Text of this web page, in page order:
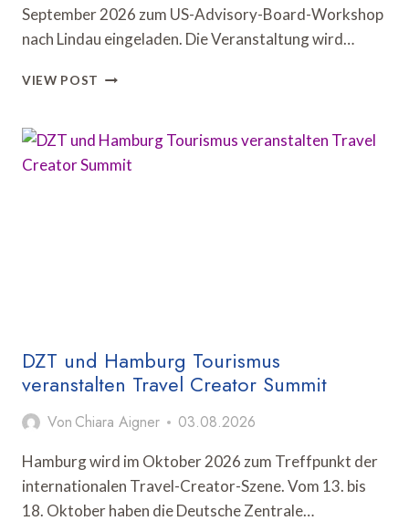
September 2026 zum US-Advisory-Board-Workshop
nach Lindau eingeladen. Die Veranstaltung wird…
VIEW POST DZT
REISEINDUSTRIE
ADVISORY
DZT und Hamburg Tourismus
veranstalten Travel Creator Summit
Von Chiara Aigner 03.08.2026
Hamburg wird im Oktober 2026 zum Treffpunkt der
internationalen Travel-Creator-Szene. Vom 13. bis
18. Oktober haben die Deutsche Zentrale…